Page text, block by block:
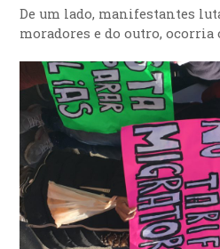
De um lado, manifestantes
moradores e do outro, ocorria